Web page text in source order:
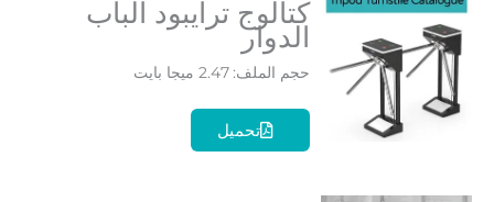
كتالوج ترايبود الباب
الدوار
حجم الملف: 2.47 ميجا بايت
تحميل